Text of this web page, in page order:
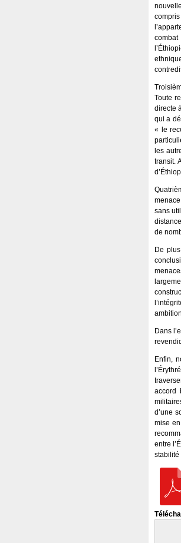
combat
Toute
directe
qui a
« le
les
transit.
sans
de
De
Dans
Enfin,
accord
d’une
mise
entre
stabilité